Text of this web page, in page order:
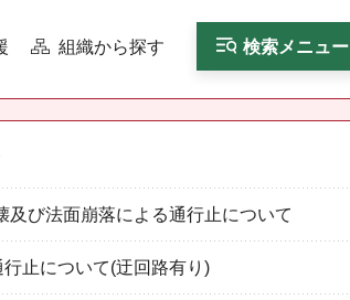
組織から探す 検索メニュー
び法面崩落による通行止について
止について(迂回路有り)